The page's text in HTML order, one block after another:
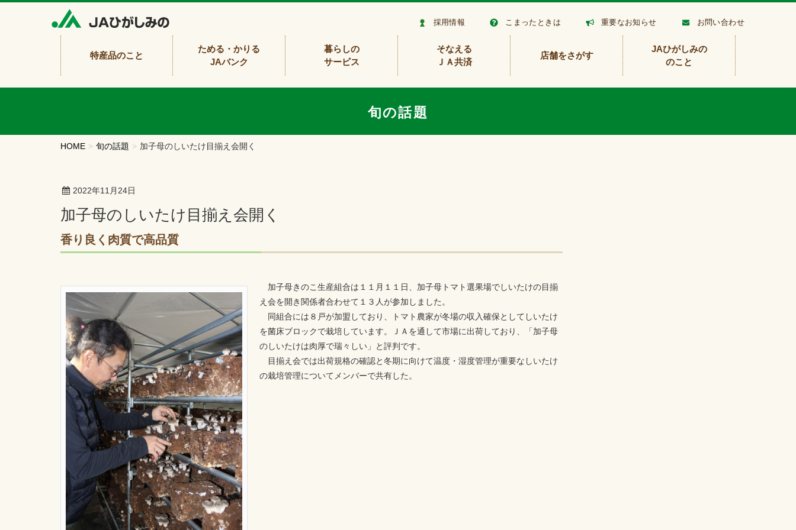
採用情報 こまったときは 重要なお知らせ お問い合わせ
特産品のこと
ためる・かりる
JAバンク
暮らしの
サービス
そなえる
ＪＡ共済
店舗をさがす
JAひがしみの
のこと
旬の話題
HOME 旬の話題 加子母のしいたけ目揃え会開く
2022年11月24日
加子母のしいたけ目揃え会開く
香り良く肉質で高品質
加子母きのこ生産組合は１１月１１日、加子母トマト選果場でしいたけの目揃
え会を開き関係者合わせて１３人が参加しました。
同組合には８戸が加盟しており、トマト農家が冬場の収入確保としてしいたけ
を菌床ブロックで栽培しています。ＪＡを通して市場に出荷しており、「加子母
のしいたけは肉厚で瑞々しい」と評判です。
目揃え会では出荷規格の確認と冬期に向けて温度・湿度管理が重要なしいたけ
の栽培管理についてメンバーで共有した。